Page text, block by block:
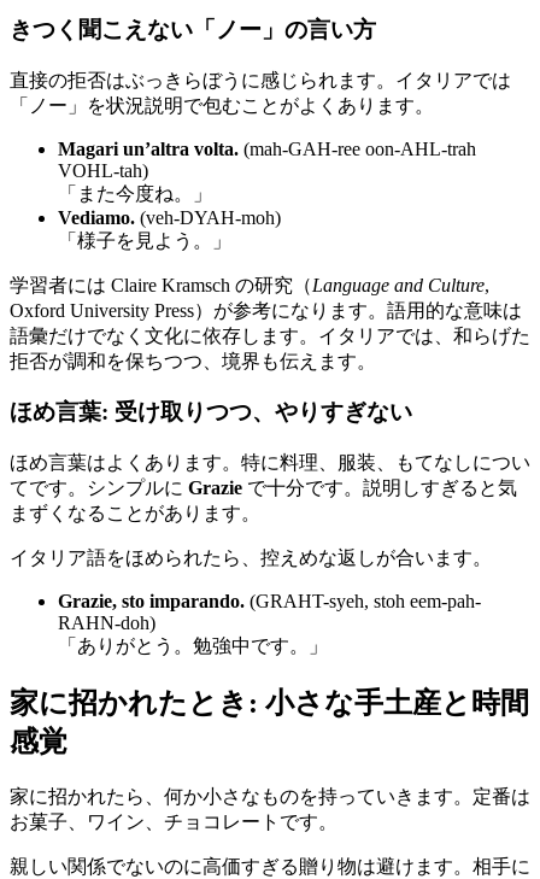
きつく聞こえない「ノー」の言い方
直接の拒否はぶっきらぼうに感じられます。イタリアでは
「ノー」を状況説明で包むことがよくあります。
Magari un’altra volta. (mah-GAH-ree oon-AHL-trah
VOHL-tah)
「また今度ね。」
Vediamo. (veh-DYAH-moh)
「様子を見よう。」
学習者には Claire Kramsch の研究（Language and Culture,
Oxford University Press）が参考になります。語用的な意味は
語彙だけでなく文化に依存します。イタリアでは、和らげた
拒否が調和を保ちつつ、境界も伝えます。
ほめ言葉: 受け取りつつ、やりすぎない
ほめ言葉はよくあります。特に料理、服装、もてなしについ
てです。シンプルに Grazie で十分です。説明しすぎると気
まずくなることがあります。
イタリア語をほめられたら、控えめな返しが合います。
Grazie, sto imparando. (GRAHT-syeh, stoh eem-pah-
RAHN-doh)
「ありがとう。勉強中です。」
家に招かれたとき: 小さな手土産と時間
感覚
家に招かれたら、何か小さなものを持っていきます。定番は
お菓子、ワイン、チョコレートです。
親しい関係でないのに高価すぎる贈り物は避けます。相手に